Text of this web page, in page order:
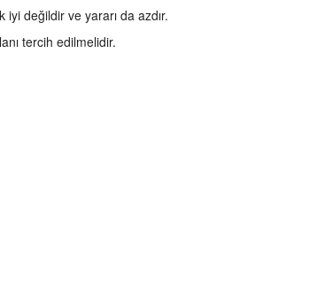
iyi değildir ve yararı da azdır.
tercih edilmelidir.